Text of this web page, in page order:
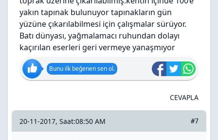
yakın tapınak bulunuyor tapınakların gün
yüzüne çıkarılabilmesi için çalışmalar sürüyor.
Batı dünyası, yağmalamacı ruhundan dolayı
kaçırılan eserleri geri vermeye yanaşmıyor
Bunu ilk beğenen sen ol.
CEVAPLA
20-11-2017, Saat:08:50 AM #7